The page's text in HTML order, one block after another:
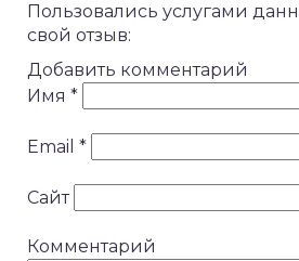
Пользовались услугами
свой отзыв:
Добавить комментарий
Имя *
Email *
Сайт
Комментарий